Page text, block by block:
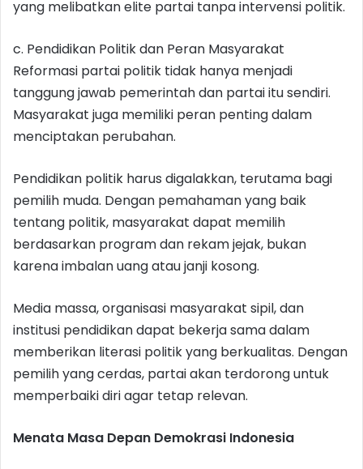
yang melibatkan elite partai tanpa intervensi politik.
c. Pendidikan Politik dan Peran Masyarakat
Reformasi partai politik tidak hanya menjadi
tanggung jawab pemerintah dan partai itu sendiri.
Masyarakat juga memiliki peran penting dalam
menciptakan perubahan.
Pendidikan politik harus digalakkan, terutama bagi
pemilih muda. Dengan pemahaman yang baik
tentang politik, masyarakat dapat memilih
berdasarkan program dan rekam jejak, bukan
karena imbalan uang atau janji kosong.
Media massa, organisasi masyarakat sipil, dan
institusi pendidikan dapat bekerja sama dalam
memberikan literasi politik yang berkualitas. Dengan
pemilih yang cerdas, partai akan terdorong untuk
memperbaiki diri agar tetap relevan.
Menata Masa Depan Demokrasi Indonesia